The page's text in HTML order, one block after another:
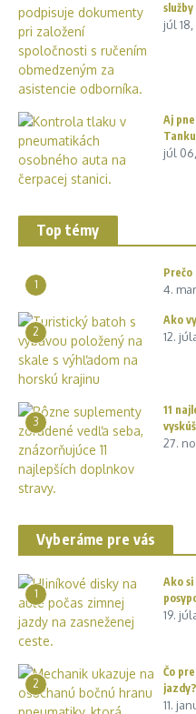
júl
Aj
júl
Top témy
1
Prečo
4.
2
Ako
12.
3
11
27.
Vyberáme pre vás
1
Ako
19.
2
Čo
jazdy?
11.